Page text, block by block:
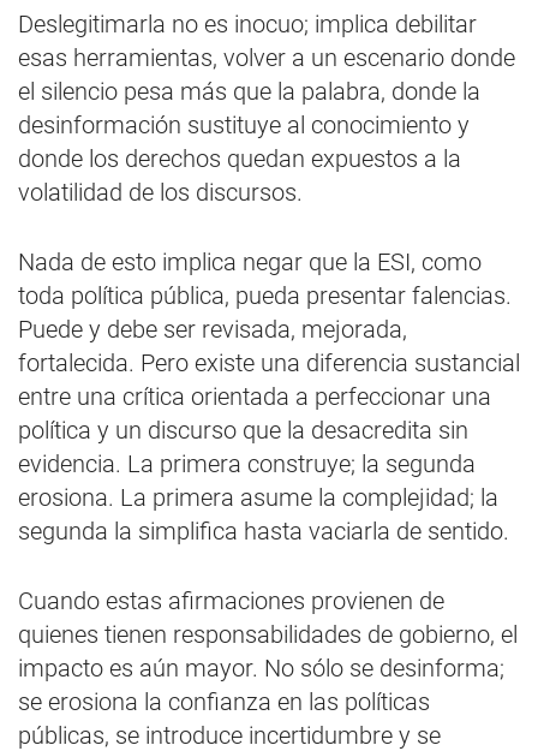
Deslegitimarla no es inocuo; implica debilitar
esas herramientas, volver a un escenario donde
el silencio pesa más que la palabra, donde la
desinformación sustituye al conocimiento y
donde los derechos quedan expuestos a la
volatilidad de los discursos.
Nada de esto implica negar que la ESI, como
toda política pública, pueda presentar falencias.
Puede y debe ser revisada, mejorada,
fortalecida. Pero existe una diferencia sustancial
entre una crítica orientada a perfeccionar una
política y un discurso que la desacredita sin
evidencia. La primera construye; la segunda
erosiona. La primera asume la complejidad; la
segunda la simplifica hasta vaciarla de sentido.
Cuando estas afirmaciones provienen de
quienes tienen responsabilidades de gobierno, el
impacto es aún mayor. No sólo se desinforma;
se erosiona la confianza en las políticas
públicas, se introduce incertidumbre y se